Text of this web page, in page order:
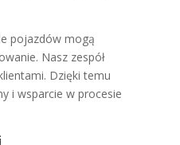
pojazdów mogą
Nasz zespół
Dzięki temu
i wsparcie w procesie